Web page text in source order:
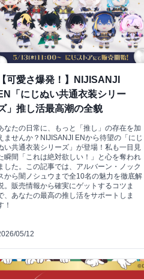
【可愛さ爆発！】NIJISANJI
「にじぬい共通衣装シリー
」推し活最高潮の全貌
なたの日常に、もっと「推し」の存在を加
ませんか？NIJISANJI ENから待望の「にじ
い共通衣装シリーズ」が登場！私も一目見
瞬間「これは絶対欲しい！」と心を奪われ
した。この記事では、アルバーン・ノック
から闇ノシュウまで全10名の魅力を徹底解
。販売情報から確実にゲットするコツま
、あなたの最高の推し活をサポートしま
！
05/12